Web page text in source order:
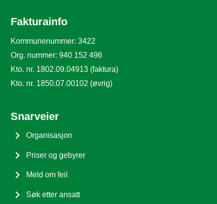
Fakturainfo
Kommunenummer: 3422
Org. nummer: 940 152 496
Kto. nr. 1802.09.04913 (faktura)
Kto. nr. 1850.07.00102 (øvrig)
Snarveier
Organisasjon
Priser og gebyrer
Meld om feil
Søk etter ansatt